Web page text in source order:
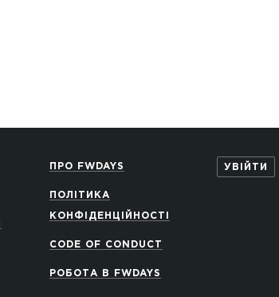
ПРО FWDAYS
ПОЛІТИКА
КОНФІДЕНЦІЙНОСТІ
CODE OF CONDUCT
РОБОТА В FWDAYS
УВІЙТИ